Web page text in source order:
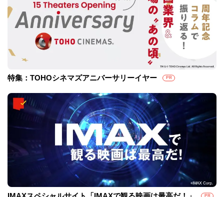
特集：TOHOシネマズアニバーサリーイヤー PR
PR